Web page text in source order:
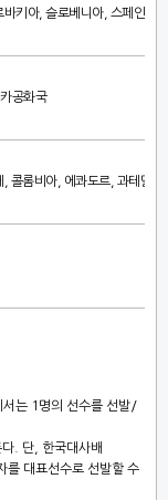
키아, 슬로베니아, 스페인,
공화국
콜롬비아, 에콰도르, 과테말라
서는 1 명의 선수를 선발/
다 단
한국대사배
를 대표선수로 선발할 수